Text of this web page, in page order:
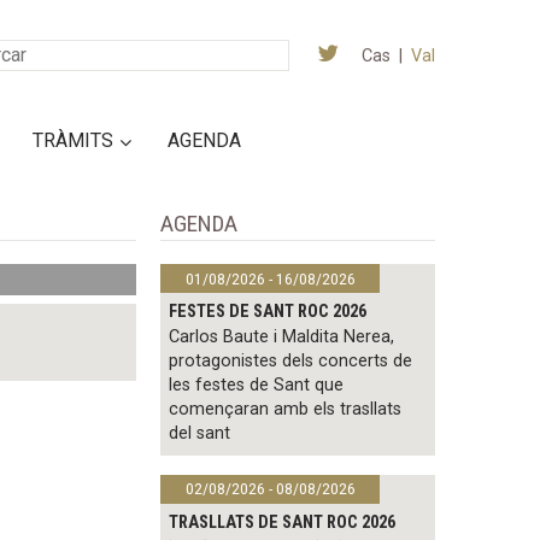
Cas Val
TRÀMITS AGENDA
AGENDA
01/08/2026 - 16/08/2026
FESTES DE SANT ROC 2026
Carlos Baute i Maldita Nerea,
protagonistes dels concerts de
les festes de Sant que
començaran amb els trasllats
del sant
02/08/2026 - 08/08/2026
TRASLLATS DE SANT ROC 2026